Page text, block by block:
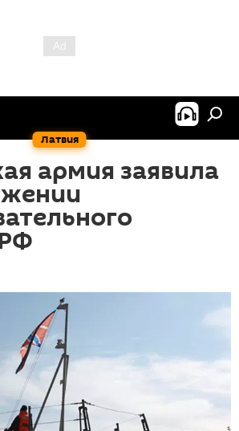
Латвия
армия заявила